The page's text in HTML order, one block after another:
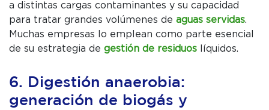
a distintas cargas contaminantes y su capacidad
para tratar grandes volúmenes de aguas servidas.
Muchas empresas lo emplean como parte esencial
de su estrategia de gestión de residuos líquidos.
6. Digestión anaerobia:
generación de biogás y